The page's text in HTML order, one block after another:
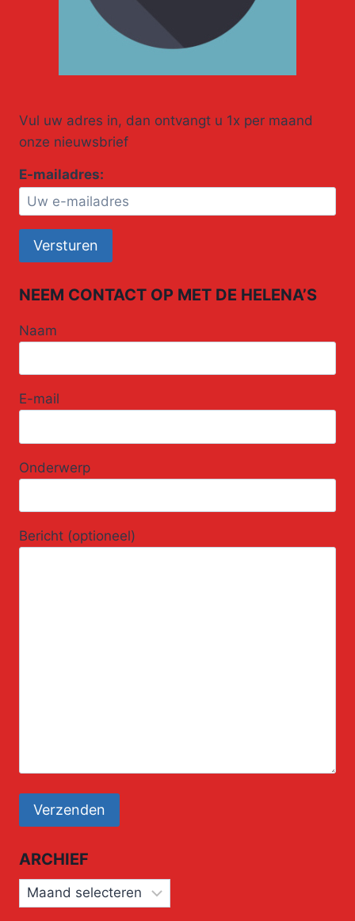
Vul uw adres in, dan ontvangt u 1x per maand
onze nieuwsbrief
E-mailadres:
NEEM CONTACT OP MET DE HELENA’S
Naam
E-mail
Onderwerp
Bericht (optioneel)
ARCHIEF
Archief